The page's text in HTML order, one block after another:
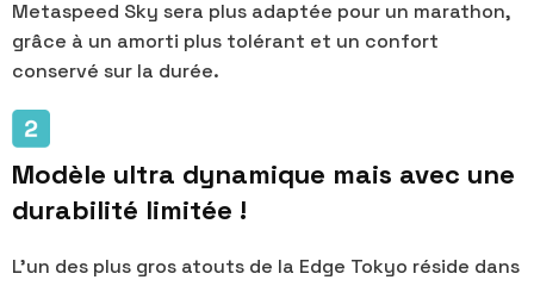
Metaspeed Sky sera plus adaptée pour un marathon,
grâce à un amorti plus tolérant et un confort
conservé sur la durée.
Modèle ultra dynamique mais avec une
durabilité limitée !
L’un des plus gros atouts de la Edge Tokyo réside dans